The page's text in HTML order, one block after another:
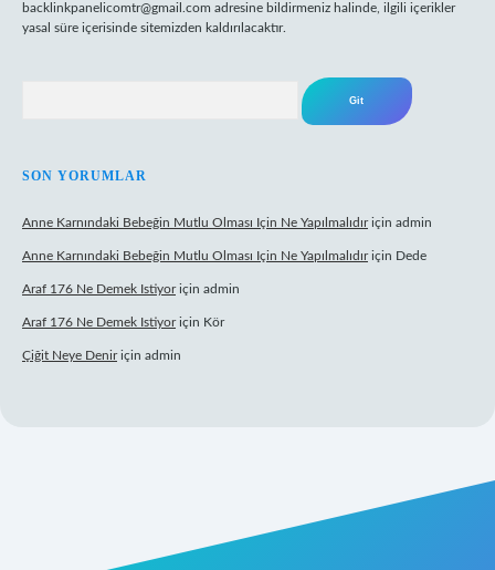
backlinkpanelicomtr@gmail.com adresine bildirmeniz halinde, ilgili içerikler
yasal süre içerisinde sitemizden kaldırılacaktır.
SON YORUMLAR
Anne Karnındaki Bebeğin Mutlu Olması Için Ne Yapılmalıdıriçin admin
Anne Karnındaki Bebeğin Mutlu Olması Için Ne Yapılmalıdıriçin Dede
Araf 176 Ne Demek Istiyoriçin admin
Araf 176 Ne Demek Istiyoriçin Kör
Çiğit Neye Deniriçin admin